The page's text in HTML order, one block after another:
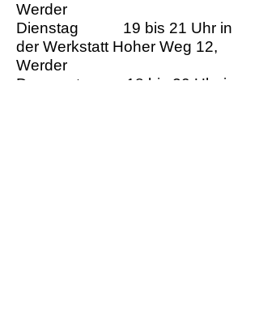
Werder
Dienstag 19 bis 21 Uhr in
der Werkstatt Hoher Weg 12,
Werder
Donnerstag 18 bis 20 Uhr in